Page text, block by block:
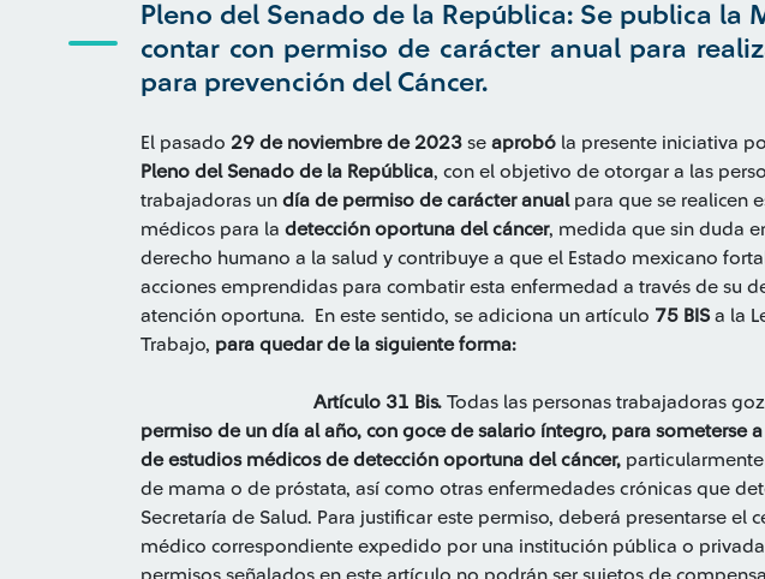
Pleno del Senado de la República: Se publica la
contar con permiso de carácter anual para
para prevención del Cáncer.
El pasado 29 de noviembre de 2023 se aprobó la presente iniciativa
Pleno del Senado de la República, con el objetivo de otorgar a las
trabajadoras un día de permiso de carácter anualpara que se realicen
médicos para la detección oportuna del cáncer, medida que sin duda
derecho humano a la salud y contribuye a que el Estado mexicano
acciones emprendidas para combatir esta enfermedad a través de su
atención oportuna. En este sentido, se adiciona un artículo 75 BISa la
Trabajo, para quedar de la siguiente forma:
Artículo 31 Bis. Todas las personas trabajadoras
permiso de un día al año, con goce de salario íntegro, para someterse
de estudios médicos de detección oportuna del cáncer,
de mama o de próstata, así como otras enfermedades crónicas que
Secretaría de Salud. Para justificar este permiso, deberá presentarse el
médico correspondiente expedido por una institución pública o privada